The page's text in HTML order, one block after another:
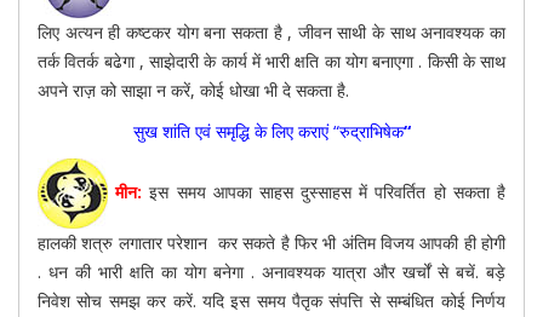
लिए अत्यन ही कष्टकर योग बना सकता है , जीवन साथी के साथ अनावश्यक का
तर्क वितर्क बढेगा , साझेदारी के कार्य में भारी क्षति का योग बनाएगा . किसी के साथ
अपने राज़ को साझा न करें, कोई धोखा भी दे सकता है.
सुख शांति एवं समृद्धि के लिए कराएं “रुद्राभिषेक“
मीन: इस समय आपका साहस दुस्साहस में परिवर्तित हो सकता है
हालकी शत्रु लगातार परेशान कर सकते है फिर भी अंतिम विजय आपकी ही होगी
. धन की भारी क्षति का योग बनेगा . अनावश्यक यात्रा और खर्चों से बचें. बड़े
निवेश सोच समझ कर करें. यदि इस समय पैतृक संपत्ति से सम्बंधित कोई निर्णय